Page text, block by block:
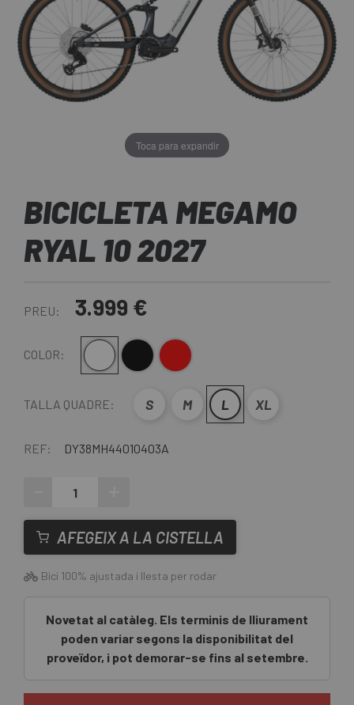
Toca para expandir
BICICLETA MEGAMO
RYAL 10 2027
PREU: 3.999 €
COLOR: Blanc NegreVermell
TALLA QUADRE: S M L XL
REF: DY38MH44010403A
AFEGEIX A LA CISTELLA
Bici 100% ajustada i llesta per rodar
Novetat al catàleg. Els terminis de lliurament
poden variar segons la disponibilitat del
proveïdor, i pot demorar-se fins al setembre.